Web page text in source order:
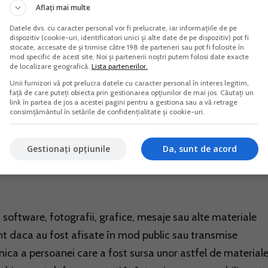
si sa nu actioneze portalpfa.ro în justitie atât
ca urmare a utilizarii serviciului sau site-ului echipa
si cu privire la orice pierdere (directa, indirecta, pe
procese, pretentii, cheltuieli (inclusiv cheltuieli de
a încalcarii sau ignorarii de catre Utilizator a acestor
cu folosirea serviciului, solicitarea de servicii din
de servicii sau Internet le-ar putea solicita, intra
fotografii, grafice, mesaje sau alte materiale
daca au fost afisate în mod public sau transmise
a persoanei care a fost sursa unor astfel de
Aflați mai multe
Datele dvs. cu caracter personal vor fi prelucrate, iar informațiile de pe
dispozitiv (cookie-uri, identificatori unici și alte date de pe dispozitiv) pot fi
stocate, accesate de și trimise către 198 de parteneri sau pot fi folosite în
mod specific de acest site. Noi și partenerii noștri putem folosi date exacte
de localizare geografică. Lista partenerilor.
Unii furnizori vă pot prelucra datele cu caracter personal în interes legitim,
față de care puteți obiecta prin gestionarea opțiunilor de mai jos. Căutați un
link în partea de jos a acestei pagini pentru a gestiona sau a vă retrage
consimțământul în setările de confidențialitate și cookie-uri.
Da, sunt de acord
Gestionați opțiunile